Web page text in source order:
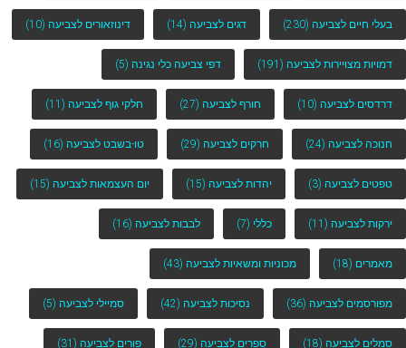
בעלי חיים לצביעה (230) דגים לצביעה (14) דינוזאורים לצביעה (10)
דמויות מצויירות לצביעה (191) דפי צביעה כלי נגינה (5)
דרדסים לצביעה (10) חורף לצביעה (27) חלקי גוף לצביעה (11)
חנוכה לצביעה (24) חרקים לצביעה (29) טו-בשבט לצביעה (16)
טפטים לצביעה (3) יהדות לצביעה (15) יום העצמאות לצביעה (15)
ירקות לצביעה (11) כללי (7) לבבות לצביעה (16)
מאמרים (18) מכוניות ומשאיות לצביעה (43)
מפורסמים לצביעה (36) נסיכות לצביעה (42) סמיילי לצביעה (5)
סמלים לצביעה (18) ספרים לצביעה (29) פורים לצביעה (31)